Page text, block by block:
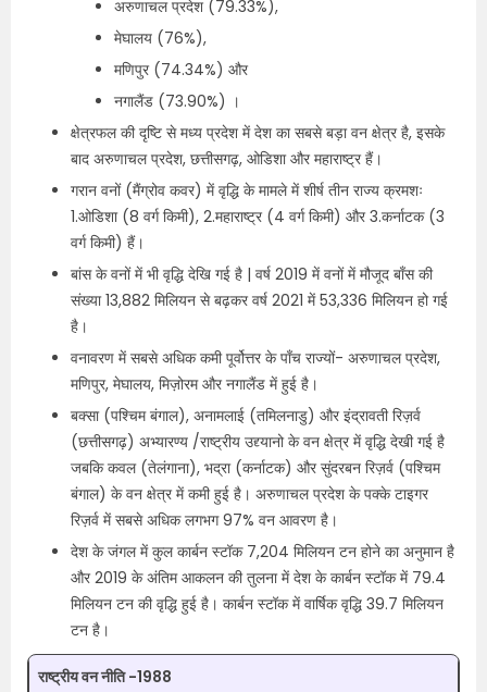
अरुणाचल प्रदेश (79.33%),
मेघालय (76%),
मणिपुर (74.34%) और
नगालैंड (73.90%) ।
क्षेत्रफल की दृष्टि से मध्य प्रदेश में देश का सबसे बड़ा वन क्षेत्र है, इसके
बाद अरुणाचल प्रदेश, छत्तीसगढ़, ओडिशा और महाराष्ट्र हैं।
गरान वनों (मैंग्रोव कवर) में वृद्धि के मामले में शीर्ष तीन राज्य क्रमशः
1.ओडिशा (8 वर्ग किमी), 2.महाराष्ट्र (4 वर्ग किमी) और 3.कर्नाटक (3
वर्ग किमी) हैं।
बांस के वनों में भी वृद्धि देखि गई है | वर्ष 2019 में वनों में मौजूद बाँस की
संख्या 13,882 मिलियन से बढ़कर वर्ष 2021 में 53,336 मिलियन हो गई
है।
वनावरण में सबसे अधिक कमी पूर्वोत्तर के पाँच राज्यों- अरुणाचल प्रदेश,
मणिपुर, मेघालय, मिज़ोरम और नगालैंड में हुई है।
बक्सा (पश्चिम बंगाल), अनामलाई (तमिलनाडु) और इंद्रावती रिज़र्व
(छत्तीसगढ़) अभ्यारण्य /राष्ट्रीय उद्द्यानो के वन क्षेत्र में वृद्धि देखी गई है
जबकि कवल (तेलंगाना), भद्रा (कर्नाटक) और सुंदरबन रिज़र्व (पश्चिम
बंगाल) के वन क्षेत्र में कमी हुई है। अरुणाचल प्रदेश के पक्के टाइगर
रिज़र्व में सबसे अधिक लगभग 97% वन आवरण है।
देश के जंगल में कुल कार्बन स्टॉक 7,204 मिलियन टन होने का अनुमान है
और 2019 के अंतिम आकलन की तुलना में देश के कार्बन स्टॉक में 79.4
मिलियन टन की वृद्धि हुई है। कार्बन स्टॉक में वार्षिक वृद्धि 39.7 मिलियन
टन है।
राष्ट्रीय वन नीति -1988